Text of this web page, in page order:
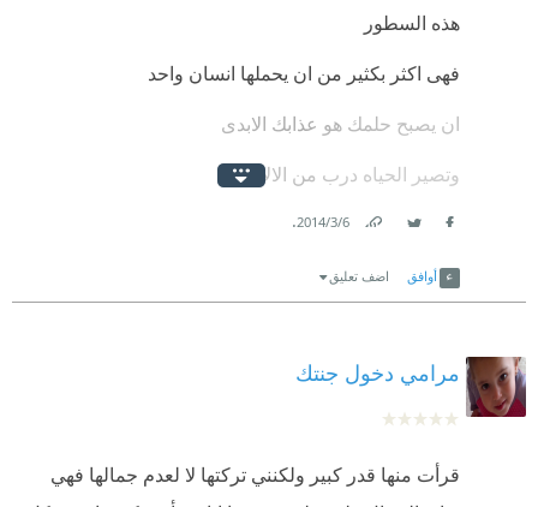
هذه السطور
فهى اكثر بكثير من ان يحملها انسان واحد
ان يصبح حلمك هو عذابك الابدى
وتصير الحياه درب من الالام
لا اعرف
هل جاءتنى تلك الروايه فى الوقت المناسب تماما
ربما ان كنت ناقده ادبيه
لم اكن لاعبأ بتلك الروايه
ولكنى لست بناقده
6‏/3‏/2014
.
أوافق اضف تعليق
مرامي دخول جنتك
قرأت منها قدر كبير ولكنني تركتها لا لعدم جمالها فهي